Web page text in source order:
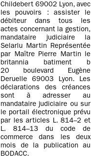
Childebert 69002 Lyon, avec
les pouvoirs : assister le
débiteur dans tous les
actes concernant la gestion,
mandataire judiciaire la
Selarlu Martin Représentée
par Maître Pierre Martin le
britannia batiment b
20 boulevard Eugène
Deruelle 69003 Lyon. Les
déclarations des créances
sont à adresser au
mandataire judiciaire ou sur
le portail électronique prévu
par les articles L. 814–2 et
L. 814–13 du code de
commerce dans les deux
mois de la publication au
BODACC.